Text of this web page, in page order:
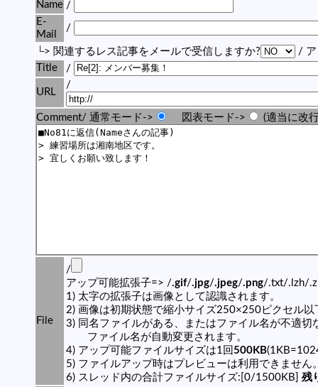
Name /
E-
Mail
/
└> 関連するレス記事をメールで受信しますか?
/ ア
Title
/
URL
/
Comment/ 通常モード-> 図表モード-> (適当に改
File
/
アップ可能拡張子=> /.gif/.jpg/.jpeg/.png/.txt/.lzh/
1) 太字の拡張子は画像として認識されます。
2) 画像は初期状態で縮小サイズ250×250ピクセル以
3) 同名ファイルがある、またはファイル名が不適切
ファイル名が自動変更されます。
4) アップ可能ファイルサイズは1回 500KB
5) ファイルアップ時はプレビューは利用できません
6) スレッド内の合計ファイルサイズ:[0/1500KB] 残